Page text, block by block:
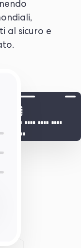
al sicuro e